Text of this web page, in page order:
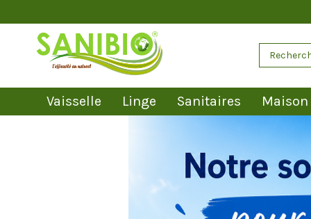
Vaisselle Linge Sanitaires Maison